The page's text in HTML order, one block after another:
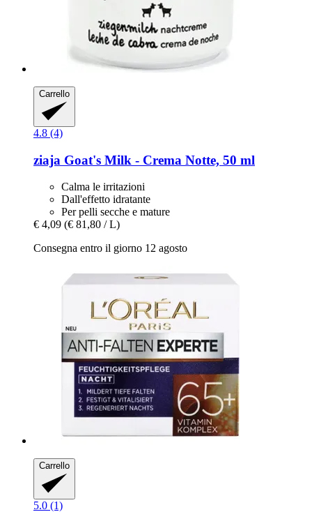
Carrello
4.8 (4)
ziaja Goat's Milk -​ Crema Notte, 50 ml
Calma le irritazioni
Dall'effetto idratante
Per pelli secche e mature
€ 4,09 (€ 81,80 / L)
Consegna entro il giorno 12 agosto
Carrello
5.0 (1)